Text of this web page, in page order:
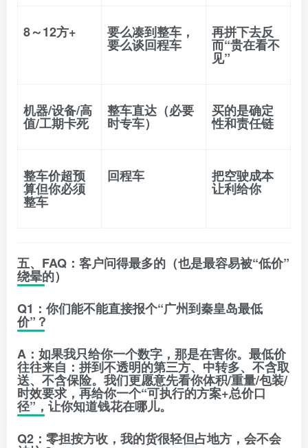
8～12方+ 要么凑到整车，
要么谈回程车
再拼下去反
而“贵在看不
见”
机器/设备/高
值/工期卡死
整车直达（必要
时专车）
买的是确定
性和责任链
整车价超预
算但你必须
整车
回程车 把空驶成本
让利给你
五、FAQ：客户问得最多的（也是最容易被“低价”
绕晕的）
Q1：你们能不能直接报个“广州到秦皇岛最低
价”？
A：如果我只给你一个数字，那是在害你。最低价
往往来自：拼到不透明的第三方、中转多、不含取
送、不含保险。我们更愿意先看你体积/重量/包装/
时效要求 ，再给你一个“可执行的方案+总价口
径”，让你知道钱花在哪儿。
Q2：零担按方收，我的货很轻但占地方，会不会